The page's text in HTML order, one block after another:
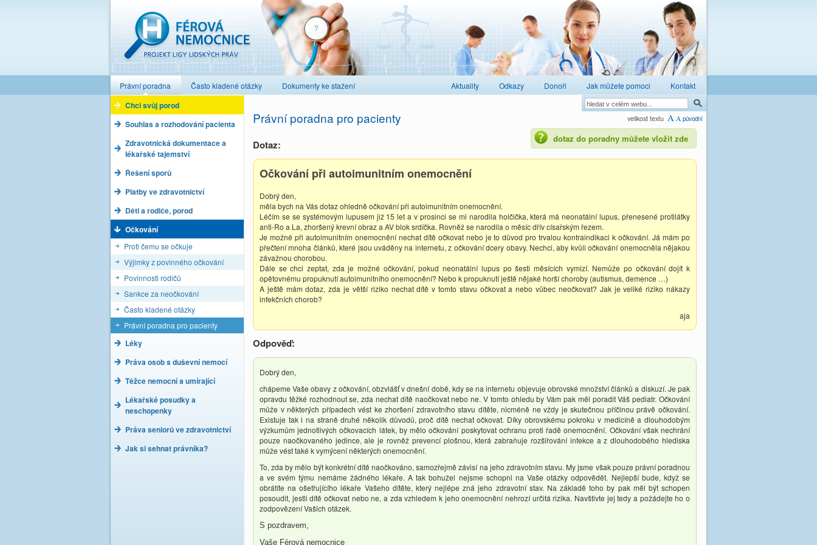
Právní poradna Často kladené otázky Dokumenty ke stažení Aktuality Odkazy Donoři Jak můžete pomoci Kontakt
Chci svůj porod
Souhlas a rozhodování pacienta
Zdravotnická dokumentace a
lékařské tajemství
Řešení sporů
Platby ve zdravotnictví
Děti a rodiče, porod
Očkování
Proti čemu se očkuje
Výjimky z povinného očkování
Povinnosti rodičů
Sankce za neočkování
Často kladené otázky
Právní poradna pro pacienty
Léky
Práva osob s duševní nemocí
Těžce nemocní a umírající
Lékařské posudky a
neschopenky
Práva seniorů ve zdravotnictví
Jak si sehnat právníka?
velikost textu A A původní
Právní poradna pro pacienty
dotaz do poradny můžete vložit zde
Dotaz:
Očkování při autoimunitním onemocnění
Dobrý den,
měla bych na Vás dotaz ohledně očkování při autoimunitním onemocnění.
Léčím se se systémovým lupusem již 15 let a v prosinci se mi narodila holčička, která má neonatální lupus, přenesené protilátky
anti-Ro a La, zhoršený krevní obraz a AV blok srdíčka. Rovněž se narodila o měsíc dřív císařským řezem.
Je možné při autoimunitním onemocnění nechat dítě očkovat nebo je to důvod pro trvalou kontraindikaci k očkování. Já mám po
přečtení mnoha článků, které jsou uváděny na internetu, z očkování dcery obavy. Nechci, aby kvůli očkování onemocněla nějakou
závažnou chorobou.
Dále se chci zeptat, zda je možné očkování, pokud neonatální lupus po šesti měsících vymizí. Nemůže po očkování dojít k
opětovnému propuknutí autoimunitního onemocnění? Nebo k propuknutí ještě nějaké horší choroby (autismus, demence …)
A ještě mám dotaz, zda je větší riziko nechat dítě v tomto stavu očkovat a nebo vůbec neočkovat? Jak je veliké riziko nákazy
infekčních chorob?
aja
Odpověď:
Dobrý den,
chápeme Vaše obavy z očkování, obzvlášť v dnešní době, kdy se na internetu objevuje obrovské množství článků a diskuzí. Je pak
opravdu těžké rozhodnout se, zda nechat dítě naočkovat nebo ne. V tomto ohledu by Vám pak měl poradit Váš pediatr. Očkování
může v některých případech vést ke zhoršení zdravotního stavu dítěte, nicméně ne vždy je skutečnou příčinou právě očkování.
Existuje tak i na straně druhé několik důvodů, proč dítě nechat očkovat. Díky obrovskému pokroku v medicíně a dlouhodobým
výzkumům jednotlivých očkovacích látek, by mělo očkování poskytovat ochranu proti řadě onemocnění. Očkování však nechrání
pouze naočkovaného jedince, ale je rovněž prevencí plošnou, která zabraňuje rozšiřování infekce a z dlouhodobého hlediska
může vést také k vymýcení některých onemocnění.
To, zda by mělo být konkrétní dítě naočkováno, samozřejmě závisí na jeho zdravotním stavu. My jsme však pouze právní poradnou
a ve svém týmu nemáme žádného lékaře. A tak bohužel nejsme schopni na Vaše otázky odpovědět. Nejlepší bude, když se
obrátíte na ošetřujícího lékaře Vašeho dítěte, který nejlépe zná jeho zdravotní stav. Na základě toho by pak měl být schopen
posoudit, jestli dítě očkovat nebo ne, a zda vzhledem k jeho onemocnění nehrozí určitá rizika. Navštivte jej tedy a požádejte ho o
zodpovězení Vašich otázek.
S pozdravem,
Vaše Férová nemocnice